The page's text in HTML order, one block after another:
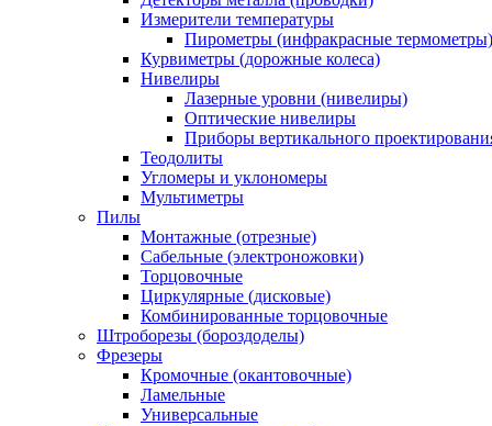
Измерители температуры
Пирометры (инфракрасные термометры)
Курвиметры (дорожные колеса)
Нивелиры
Лазерные уровни (нивелиры)
Оптические нивелиры
Приборы вертикального
Теодолиты
Угломеры и уклономеры
Мультиметры
Пилы
Монтажные (отрезные)
Сабельные (электроножовки)
Торцовочные
Циркулярные (дисковые)
Комбинированные торцовочные
Штроборезы (бороздоделы)
Фрезеры
Кромочные (окантовочные)
Ламельные
Универсальные